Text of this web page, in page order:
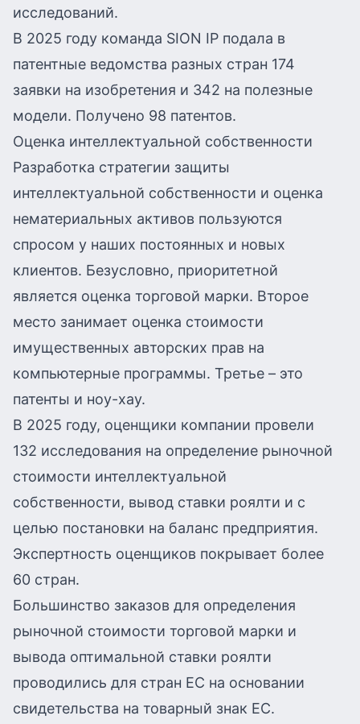
исследований.
В 2025 году команда SION IP подала в
патентные ведомства разных стран 174
заявки на изобретения и 342 на полезные
модели. Получено 98 патентов.
Оценка интеллектуальной собственности
Разработка стратегии защиты
интеллектуальной собственности и оценка
нематериальных активов пользуются
спросом у наших постоянных и новых
клиентов. Безусловно, приоритетной
является оценка торговой марки. Второе
место занимает оценка стоимости
имущественных авторских прав на
компьютерные программы. Третье – это
патенты и ноу-хау.
В 2025 году, оценщики компании провели
132 исследования на определение рыночной
стоимости интеллектуальной
собственности, вывод ставки роялти и с
целью постановки на баланс предприятия.
Экспертность оценщиков покрывает более
60 стран.
Большинство заказов для определения
рыночной стоимости торговой марки и
вывода оптимальной ставки роялти
проводились для стран ЕС на основании
свидетельства на товарный знак ЕС.